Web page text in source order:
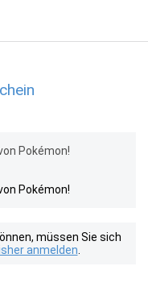
Pokémon!
Pokémon!
müssen Sie sich
anmelden